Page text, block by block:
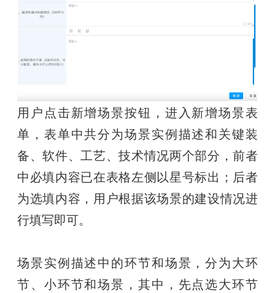
用户点击新增场景按钮，进入新增场景表
单，表单中共分为场景实例描述和关键装
备、软件、工艺、技术情况两个部分，前者
中必填内容已在表格左侧以星号标出；后者
为选填内容，用户根据该场景的建设情况进
行填写即可。
场景实例描述中的环节和场景，分为大环
节、小环节和场景，其中，先点选大环节